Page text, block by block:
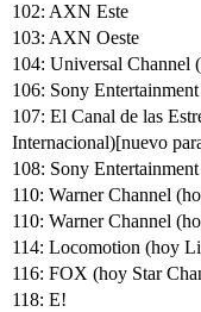
102: AXN Este
103: AXN Oeste
104: Universal
106: Sony
107: El Canal de las
Internacional)[nuevo
108: Sony
110: Warner Channel
110: Warner Channel
114: Locomotion (hoy
116: FOX (hoy Star
118: E!